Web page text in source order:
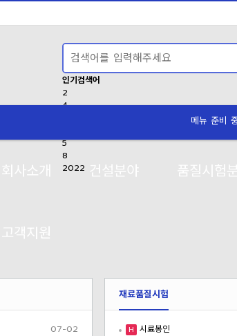
인기검색어
2
4
5
8
2022
메뉴 준비
회사소개 건설분야 품질시험
고객지원
07-02
재료품질시험
H 시료봉인